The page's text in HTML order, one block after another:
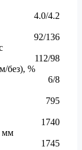
4.0/4.2
92/136
112/98
без), %
6/8
795
1740
мм
1745